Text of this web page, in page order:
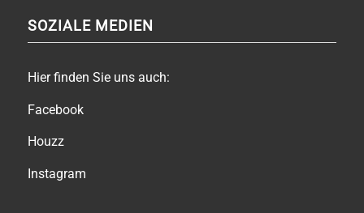
SOZIALE MEDIEN
Hier finden Sie uns auch:
Facebook
Houzz
Instagram